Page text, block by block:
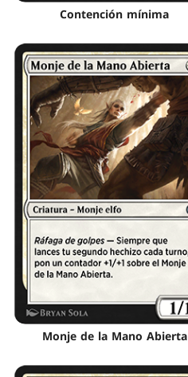
Contención mínima
Monje de la Mano Abierta